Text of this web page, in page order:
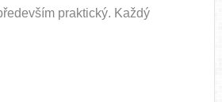
praktický. Každý